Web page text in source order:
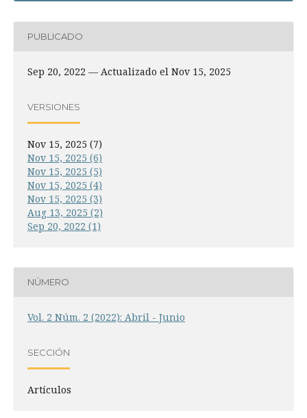
PUBLICADO
Sep 20, 2022 — Actualizado el Nov 15, 2025
VERSIONES
Nov 15, 2025 (7)
Nov 15, 2025 (6)
Nov 15, 2025 (5)
Nov 15, 2025 (4)
Nov 15, 2025 (3)
Aug 13, 2025 (2)
Sep 20, 2022 (1)
NÚMERO
Vol. 2 Núm. 2 (2022): Abril - Junio
SECCIÓN
Artículos